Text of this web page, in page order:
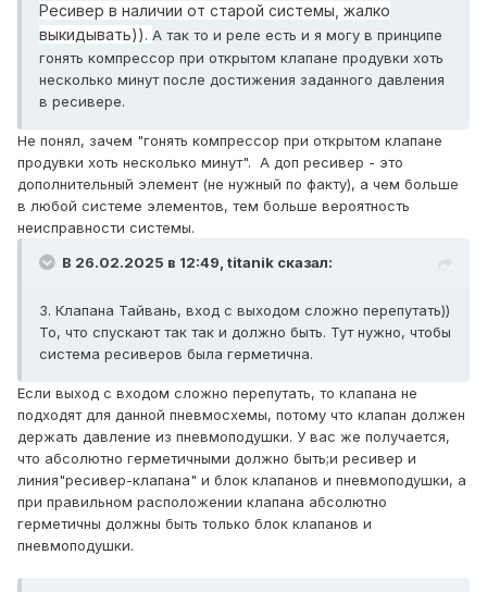
Ресивер в наличии от старой системы, жалко
выкидывать)). А так то и реле есть и я могу в принципе
гонять компрессор при открытом клапане продувки хоть
несколько минут после достижения заданного давления
в ресивере.
Не понял, зачем "гонять компрессор при открытом клапане
продувки хоть несколько минут". А доп ресивер - это
дополнительный элемент (не нужный по факту), а чем больше
в любой системе элементов, тем больше вероятность
неисправности системы.
В 26.02.2025 в 12:49, titanik сказал:
3. Клапана Тайвань, вход с выходом сложно перепутать))
То, что спускают так так и должно быть. Тут нужно, чтобы
система ресиверов была герметична.
Если выход с входом сложно перепутать, то клапана не
подходят для данной пневмосхемы, потому что клапан должен
держать давление из пневмоподушки. У вас же получается,
что абсолютно герметичными должно быть;и ресивер и
линия"ресивер-клапана" и блок клапанов и пневмоподушки, а
при правильном расположении клапана абсолютно
герметичны должны быть только блок клапанов и
пневмоподушки.